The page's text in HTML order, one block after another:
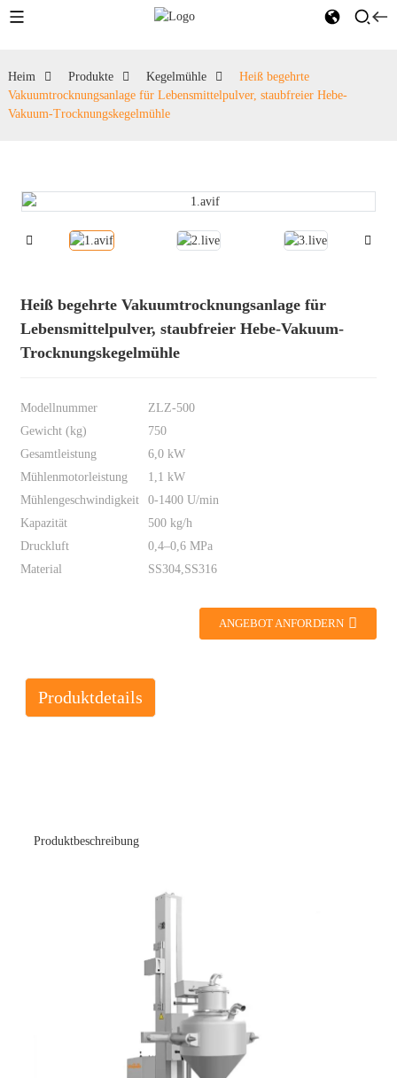
Heim Produkte Kegelmühle
Heiß begehrte
Vakuumtrocknungsanlage für Lebensmittelpulver, staubfreier Hebe-
Vakuum-Trocknungskegelmühle
Heiß begehrte Vakuumtrocknungsanlage für
Lebensmittelpulver, staubfreier Hebe-Vakuum-
Trocknungskegelmühle
Modellnummer
ZLZ-500
Gewicht (kg)
750
Gesamtleistung
6,0 kW
Mühlenmotorleistung
1,1 kW
Mühlengeschwindigkeit
0-1400 U/min
Kapazität
500 kg/h
Druckluft
0,4–0,6 MPa
Material
SS304,SS316
ANGEBOT ANFORDERN
Produktdetails
Produktbeschreibung